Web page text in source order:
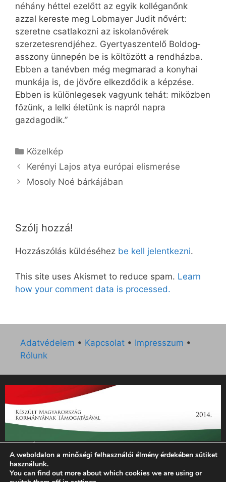
néhány héttel ezelőtt az egyik kolléganőnk
azzal kereste meg Lobmayer Judit nővért:
szeretne csatlakozni az iskola­nővérek
szerzetesrendjéhez. Gyertyaszentelő Boldog­
asszony ünnepén be is költözött a rendházba.
Ebben a tanévben még megmarad a konyhai
munkája is, de jövőre elkezdődik a képzése.
Ebben is különlegesek vagyunk tehát: miközben
főzünk, a lelki életünk is napról napra
gazdagodik.”
Kategória
Közelkép
Kerényi Lajos atya európai elismerése
Mosoly Noé bárkájában
Szólj hozzá!
Hozzászólás küldéséhez be kell jelentkezni.
This site uses Akismet to reduce spam. Learn
how your comment data is processed.
Adatvédelem • Kapcsolat • Impresszum •
Rólunk
„Az Új Ember katolikus hetilap 2014. évi működésének
támogatását az EGYH-KCP-14-P-0121 sz. támogatási
szerződés keretében 3 000 000 Ft összegben támogatta az
Emberi Erőforrások Minisztériuma.”
A weboldalon a minőségi felhasználói élmény érdekében sütiket
használunk.
You can find out more about which cookies we are using or